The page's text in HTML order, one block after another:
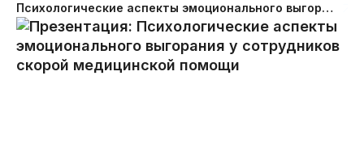
Психологические аспекты эмоционального выгорания у сотрудников скорой медицинской помощи